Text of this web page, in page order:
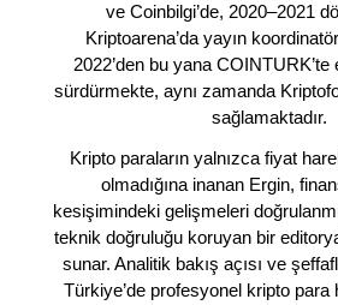
ve Coinbilgi’de, 2020–2021
Kriptoarena’da yayın
2022’den bu yana
sürdürmekte, aynı zamanda
sağlamaktadır.
Kripto paraların yalnızca fiyat
olmadığına inanan Ergin,
kesişimindeki gelişmeleri
teknik doğruluğu koruyan bir
sunar. Analitik bakış açısı ve
Türkiye’de profesyonel kripto para